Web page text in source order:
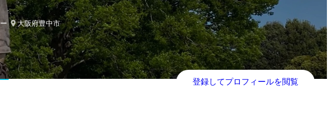
大阪府豊中市
登録してプロフィールを閲覧